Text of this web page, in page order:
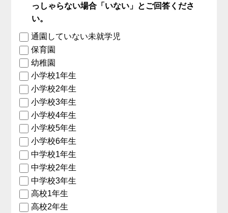
っしゃらない場合「いない」とご回答くださ
い。
通園していない未就学児
保育園
幼稚園
小学校1年生
小学校2年生
小学校3年生
小学校4年生
小学校5年生
小学校6年生
中学校1年生
中学校2年生
中学校3年生
高校1年生
高校2年生